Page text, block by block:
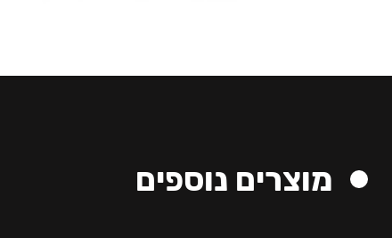
מוצרים נוספים